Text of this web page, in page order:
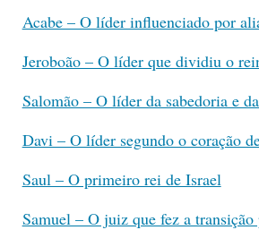
Acabe – O líder influenciado por
Jeroboão – O líder que dividiu o
Salomão – O líder da sabedoria e
Davi – O líder segundo o coração
Saul – O primeiro rei de Israel
Samuel – O juiz que fez a transição